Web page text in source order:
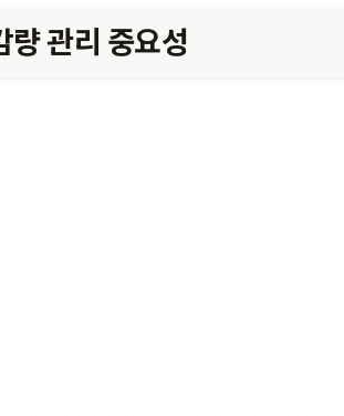
량 관리 중요성